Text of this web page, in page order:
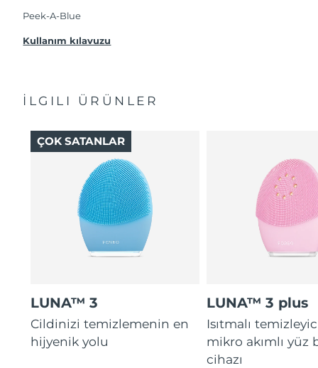
Peek-A-Blue
Kullanım kılavuzu
İLGILI ÜRÜNLER
LUNA™ 3
Cildinizi temizlemenin en
hijyenik yolu
ÇOK SATANLAR
LUNA™ 3 plus
Isıtmalı
mikro akımlı yüz
cihazı